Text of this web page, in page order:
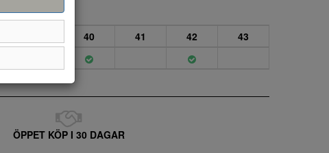
40 41 42
43
ÖPPET KÖP I 30 DAGAR